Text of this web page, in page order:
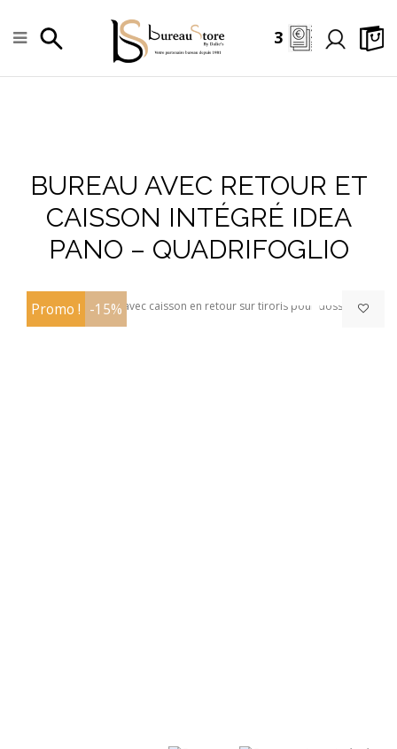
3
BUREAU AVEC RETOUR ET
CAISSON INTÉGRÉ IDEA
PANO – QUADRIFOGLIO
Promo ! -15% +